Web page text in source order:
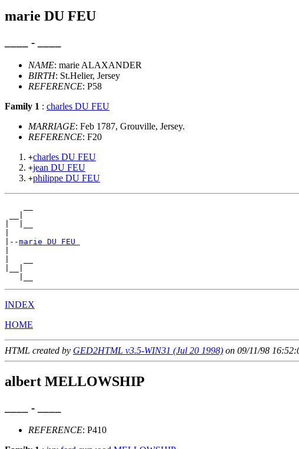
marie DU FEU
____ - ____
NAME: marie ALAXANDER
BIRTH: St.Helier, Jersey
REFERENCE: P58
Family 1 : charles DU FEU
MARRIAGE: Feb 1787, Grouville, Jersey.
REFERENCE: F20
+charles DU FEU
+jean DU FEU
+philippe DU FEU
|--marie DU FEU
INDEX
HOME
HTML created by GED2HTML v3.5-WIN31 (Jul 20 1998) on 09/11/98
albert MELLOWSHIP
____ - ____
REFERENCE: P410